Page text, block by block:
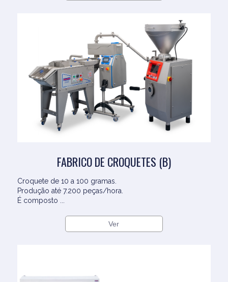
FABRICO DE CROQUETES (B)
Croquete de 10 a 100 gramas.
Produção até 7.200 peças/hora.
É composto ...
Ver